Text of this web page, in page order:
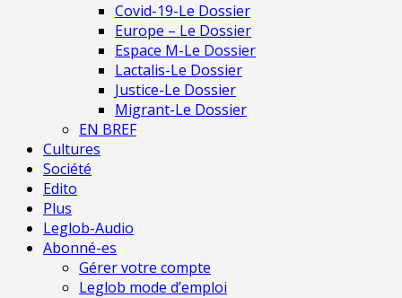
Covid-19-Le Dossier
Europe – Le Dossier
Espace M-Le Dossier
Lactalis-Le Dossier
Justice-Le Dossier
Migrant-Le Dossier
EN BREF
Cultures
Société
Edito
Plus
Leglob-Audio
Abonné-es
Gérer votre compte
Leglob mode d’emploi